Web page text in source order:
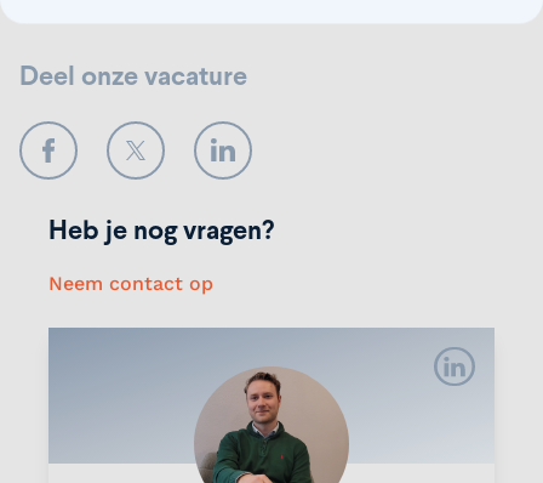
Deel onze vacature
FacebookTwitter LinkedIn
Heb je nog vragen?
Neem contact op